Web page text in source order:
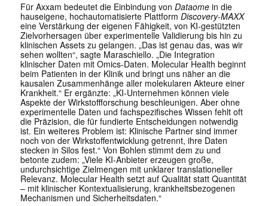
Für Axxam bedeutet die Einbindung von Dataomein die
hauseigene, hochautomatisierte Plattform Discovery-MAXX
eine Verstärkung der eigenen Fähigkeit, von KI-gestützten
Zielvorhersagen über experimentelle Validierung bis hin zu
klinischen Assets zu gelangen. „Das ist genau das, was wir
sehen wollten“, sagte Maraschiello. „Die Integration
klinischer Daten mit Omics-Daten. Molecular Health beginnt
beim Patienten in der Klinik und bringt uns näher an die
kausalen Zusammenhänge aller molekularen Akteure einer
Krankheit.“ Er ergänzte: „KI-Unternehmen können viele
Aspekte der Wirkstoffforschung beschleunigen. Aber ohne
experimentelle Daten und fachspezifisches Wissen fehlt oft
die Präzision, die für fundierte Entscheidungen notwendig
ist. Ein weiteres Problem ist: Klinische Partner sind immer
noch von der Wirkstoffentwicklung getrennt, ihre Daten
stecken in Silos fest.“ Von Bohlen stimmt dem zu und
betonte zudem: „Viele KI-Anbieter erzeugen große,
undurchsichtige Zielmengen mit unklarer translationeller
Relevanz. Molecular Health setzt auf Qualität statt Quantität
– mit klinischer Kontextualisierung, krankheitsbezogenen
Mechanismen und Sicherheitsdaten.“